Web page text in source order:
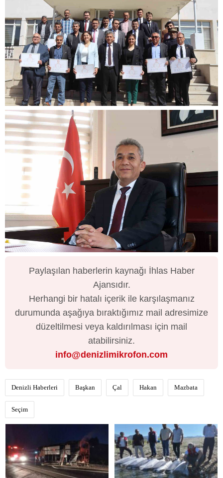
Paylaşılan haberlerin kaynağı İhlas Haber
Ajansıdır.
Herhangi bir hatalı içerik ile karşılaşmanız
durumunda aşağıya bıraktığımız mail adresimize
düzeltilmesi veya kaldırılması için mail
atabilirsiniz.
info@denizlimikrofon.com
Denizli Haberleri Başkan Çal Hakan Mazbata
Seçim